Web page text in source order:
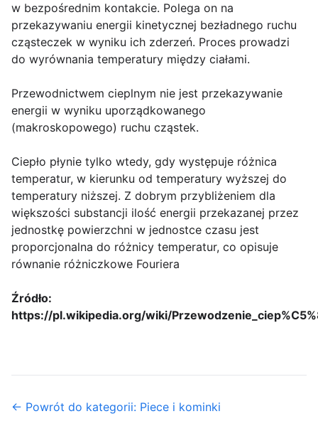
w bezpośrednim kontakcie. Polega on na
przekazywaniu energii kinetycznej bezładnego ruchu
cząsteczek w wyniku ich zderzeń. Proces prowadzi
do wyrównania temperatury między ciałami.
Przewodnictwem cieplnym nie jest przekazywanie
energii w wyniku uporządkowanego
(makroskopowego) ruchu cząstek.
Ciepło płynie tylko wtedy, gdy występuje różnica
temperatur, w kierunku od temperatury wyższej do
temperatury niższej. Z dobrym przybliżeniem dla
większości substancji ilość energii przekazanej przez
jednostkę powierzchni w jednostce czasu jest
proporcjonalna do różnicy temperatur, co opisuje
równanie różniczkowe Fouriera
Źródło:
https://pl.wikipedia.org/wiki/
← Powrót do kategorii: Piece i kominki